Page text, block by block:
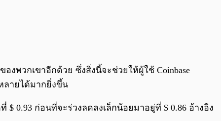
ของพวกเขาอีกด้วย ซึ่งสิ่งนี้จะช่วยให้ผู้ใช้ Coinbase
ลายได้มากยิ่งขึ้น
0.93 ก่อนที่จะร่วงลดลงเล็กน้อยมาอยู่ที่ $ 0.86 อ้างอิง